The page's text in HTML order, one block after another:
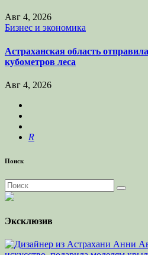
Авг 4, 2026
Бизнес и экономика
Астраханская область
кубометров леса
Авг 4, 2026
R
Поиск
Эксклюзив